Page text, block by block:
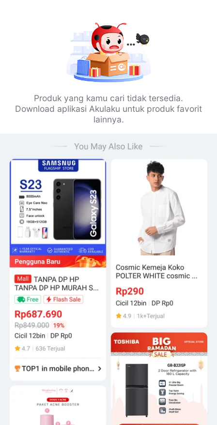
Produk yang kamu cari tidak tersedia.
Download aplikasi Akulaku untuk produk favorit
lainnya.